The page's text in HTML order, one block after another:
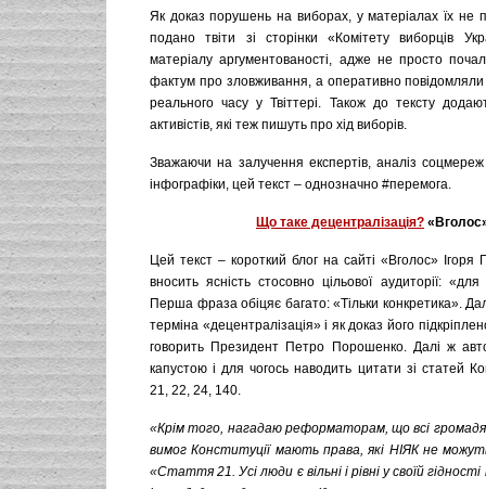
Як доказ порушень на виборах, у матеріалах їх не
подано твіти зі сторінки «Комітету виборців
матеріалу аргументованості, адже не просто
фактум про зловживання, а оперативно
реального часу у Твіттері. Також до тексту
активістів, які теж пишуть про хід виборів.
Зважаючи на залучення експертів, аналіз
інфографіки, цей текст – однозначно #перемога.
Що таке децентралізація?
Цей текст – короткий блог на сайті «Вголос» Ігоря
вносить ясність стосовно цільової аудиторії:
Перша фраза обіцяє багато: «Тільки конкретика».
терміна «децентралізація» і як доказ його
говорить Президент Петро Порошенко. Далі ж
капустою і для чогось наводить цитати зі статей
21, 22, 24, 140.
«Крім того, нагадаю реформаторам, що всі
вимог Конституції мають права, які НІЯК не
«Стаття 21. Усі люди є вільні і рівні у своїй